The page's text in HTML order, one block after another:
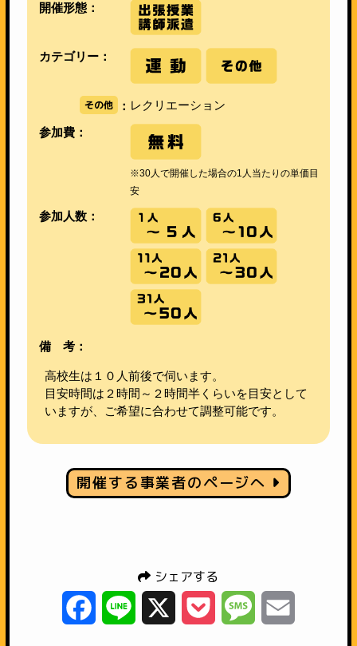
開催形態：
カテゴリー：
その他 ： レクリエーション
参加費：
※30人で開催した場合の1人当たりの単価目
安
参加人数：
備 考：
高校生は１０人前後で伺います。
目安時間は２時間～２時間半くらいを目安として
いますが、ご希望に合わせて調整可能です。
開催する事業者のページへ
シェアする
Facebook
Line Pocket Message